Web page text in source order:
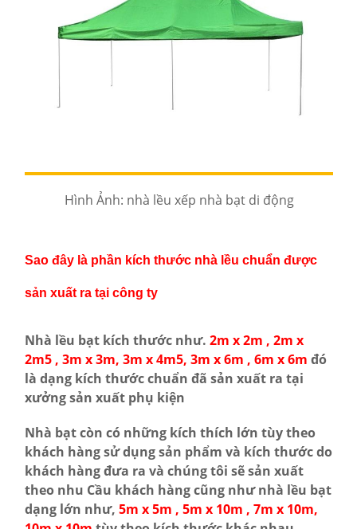
Hình Ảnh: nhà lều xếp nhà bạt di động
Sao đây là phần kích thước nhà lều chuẩn được
sản xuất ra tại công ty
Nhà lều bạt kích thước như. 2m x 2m , 2m x
2m5 , 3m x 3m, 3m x 4m5, 3m x 6m , 6m x 6m đó
là dạng kích thước chuẩn đã sản xuất ra tại
xưởng sản xuất phụ kiện
Nhà bạt còn có những kích thích lớn tùy theo
khách hàng sử dụng sản phẩm và kích thước do
khách hàng đưa ra và chúng tôi sẽ sản xuất
theo nhu Cầu khách hàng cũng như nhà lều bạt
dạng lớn như, 5m x 5m , 5m x 10m , 7m x 10m,